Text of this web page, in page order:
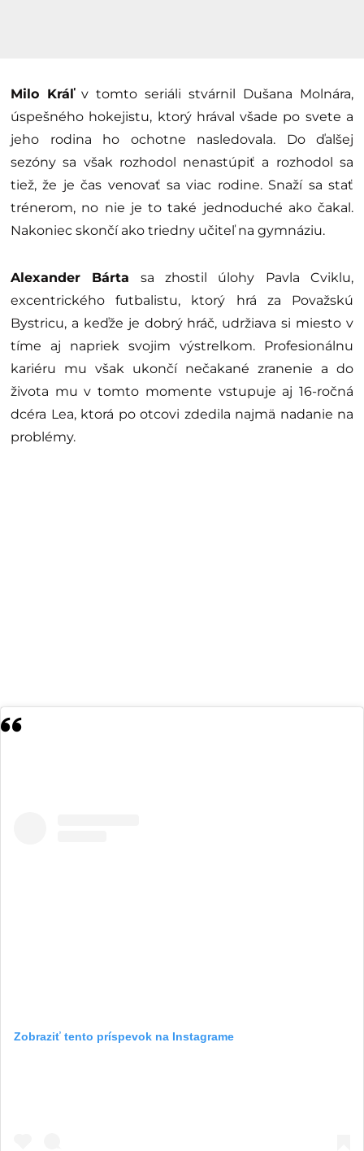
Milo Kráľv tomto seriáli stvárnil Dušana Molnára,
úspešného hokejistu, ktorý hrával všade po svete a
jeho rodina ho ochotne nasledovala. Do ďalšej
sezóny sa však rozhodol nenastúpiť a rozhodol sa
tiež, že je čas venovať sa viac rodine. Snaží sa stať
trénerom, no nie je to také jednoduché ako čakal.
Nakoniec skončí ako triedny učiteľ na gymnáziu.
Alexander Bárta sa zhostil úlohy Pavla Cviklu,
excentrického futbalistu, ktorý hrá za Považskú
Bystricu, a keďže je dobrý hráč, udržiava si miesto v
tíme aj napriek svojim výstrelkom. Profesionálnu
kariéru mu však ukončí nečakané zranenie a do
života mu v tomto momente vstupuje aj 16-ročná
dcéra Lea, ktorá po otcovi zdedila najmä nadanie na
problémy.
Zobraziť tento príspevok na Instagrame